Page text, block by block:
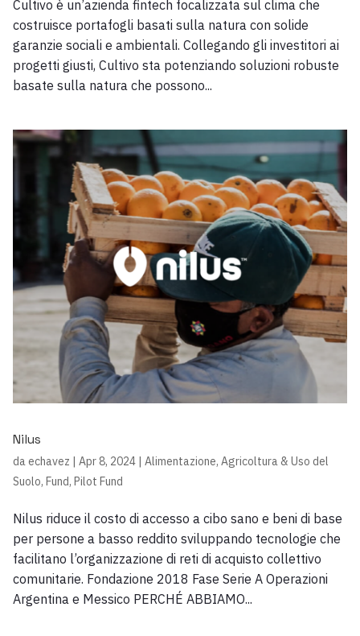
Cultivo è un’azienda fintech focalizzata sul clima che
costruisce portafogli basati sulla natura con solide
garanzie sociali e ambientali. Collegando gli investitori ai
progetti giusti, Cultivo sta potenziando soluzioni robuste
basate sulla natura che possono...
Nilus
da echavez | Apr 8, 2024| Alimentazione, Agricoltura & Uso del
Suolo, Fund, Pilot Fund
Nilus riduce il costo di accesso a cibo sano e beni di base
per persone a basso reddito sviluppando tecnologie che
facilitano l’organizzazione di reti di acquisto collettivo
comunitarie. Fondazione 2018 Fase Serie A Operazioni
Argentina e Messico PERCHÉ ABBIAMO...